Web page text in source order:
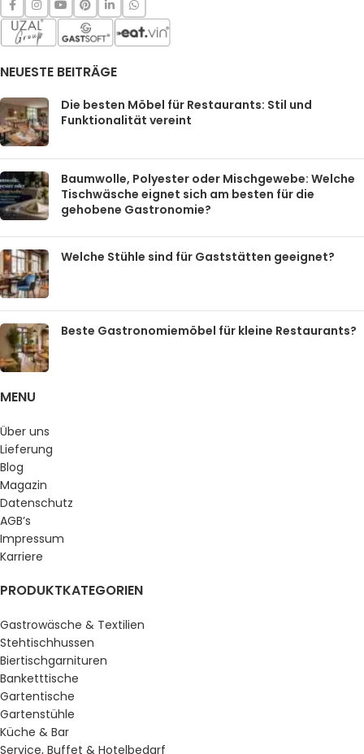
NEUESTE BEITRÄGE
Die besten Möbel für Restaurants: Stil und
Funktionalität vereint
Baumwolle, Polyester oder Mischgewebe: Welche
Tischwäsche eignet sich am besten für die
gehobene Gastronomie?
Welche Stühle sind für Gaststätten geeignet?
Beste Gastronomiemöbel für kleine Restaurants?
MENU
Über uns
Lieferung
Blog
Magazin
Datenschutz
AGB’s
Impressum
Karriere
PRODUKTKATEGORIEN
Gastrowäsche & Textilien
Stehtischhussen
Biertischgarnituren
Banketttische
Gartentische
Gartenstühle
Küche & Bar
Service, Buffet & Hotelbedarf